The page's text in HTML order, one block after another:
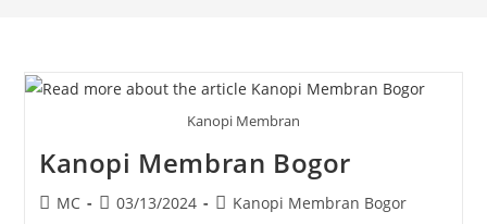
Kanopi Membran
Kanopi Membran Bogor
PostMC
Post03/13/2024
PostKanopi Membran Bogor